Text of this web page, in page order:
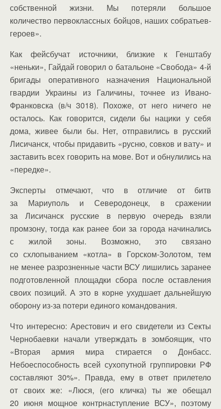
собственной жизни. Мы потеряли большое
количество первоклассных бойцов, наших собратьев-
героев».
Как фейсбучат источники, близкие к Генштабу
«неньки», Гайдай говорил о батальоне «Свобода» 4-й
бригады оперативного назначения Национальной
гвардии Украины из Галичины, точнее из Ивано-
Франковска (в/ч 3018). Похоже, от него ничего не
осталось. Как говорится, сидели бы нацики у себя
дома, живее были бы. Нет, отправились в русский
Лисичанск, чтобы придавить «русню, совков и вату» и
заставить всех говорить на мове. Вот и обнулились на
«передке».
Эксперты отмечают, что в отличие от битв
за Мариуполь и Северодонецк, в сражении
за Лисичанск русские в первую очередь взяли
промзону, тогда как ранее бои за города начинались
с жилой зоны. Возможно, это связано
со схлопыванием «котла» в Горском-Золотом, тем
не менее разрозненные части ВСУ лишились заранее
подготовленной площадки сбора после оставления
своих позиций. А это в корне ухудшает дальнейшую
оборону из-за потери единого командования.
Что интересно: Арестович и его свидетели из Секты
Чернобаевки начали утверждать в зомбоящик, что
«Вторая армия мира стирается о Донбасс.
Небоеспособность всей сухопутной группировки РФ
составляют 30%». Правда, ему в ответ прилетело
от своих же: «Люся, (его кличка) ты же обещал
20 июня мощное контрнаступление ВСУ», поэтому